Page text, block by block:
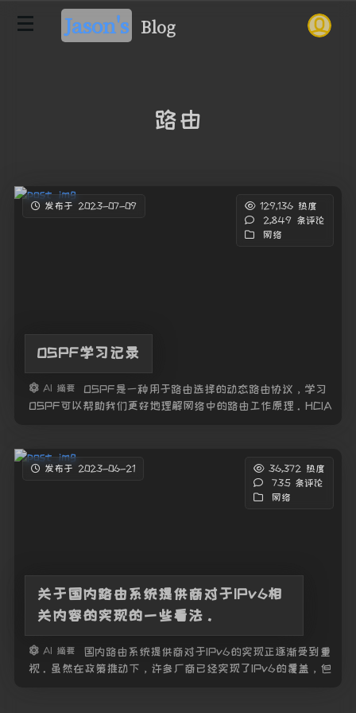
Jason's Blog
路由
发布于 2023-07-09
129,136 热度
2,849 条评论
网络
OSPF学习记录
AI 摘要
OSPF是一种用于路由选择的动态路由协议，学习
OSPF可以帮助我们更好地理解网络中的路由工作原理。HCIA
O
发布于 2023-06-21
36,372 热度
735 条评论
网络
关于国内路由系统提供商对于IPv6相
关内容的实现的一些看法。
AI 摘要
国内路由系统提供商对于IPv6的实现正逐渐受到重
视。虽然在政策推动下，许多厂商已经实现了IPv6的覆盖，但